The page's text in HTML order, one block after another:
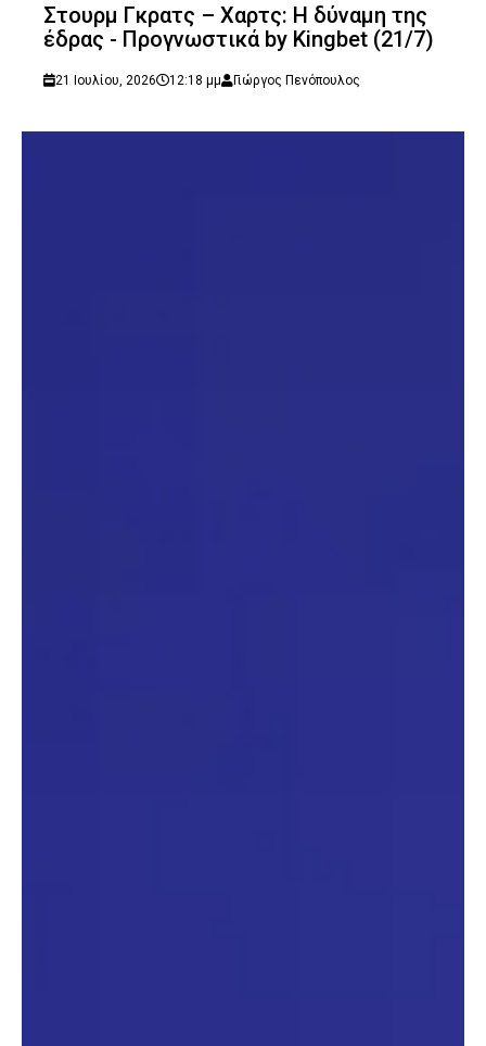
Στουρμ Γκρατς – Χαρτς: Η δύναμη της
έδρας - Προγνωστικά by Kingbet (21/7)
21 Ιουλίου, 2026 12:18 μμ Γιώργος Πενόπουλος